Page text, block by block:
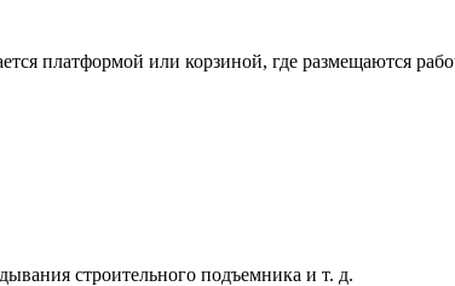
платформой или корзиной, где размещаются
строительного подъемника и т. д.